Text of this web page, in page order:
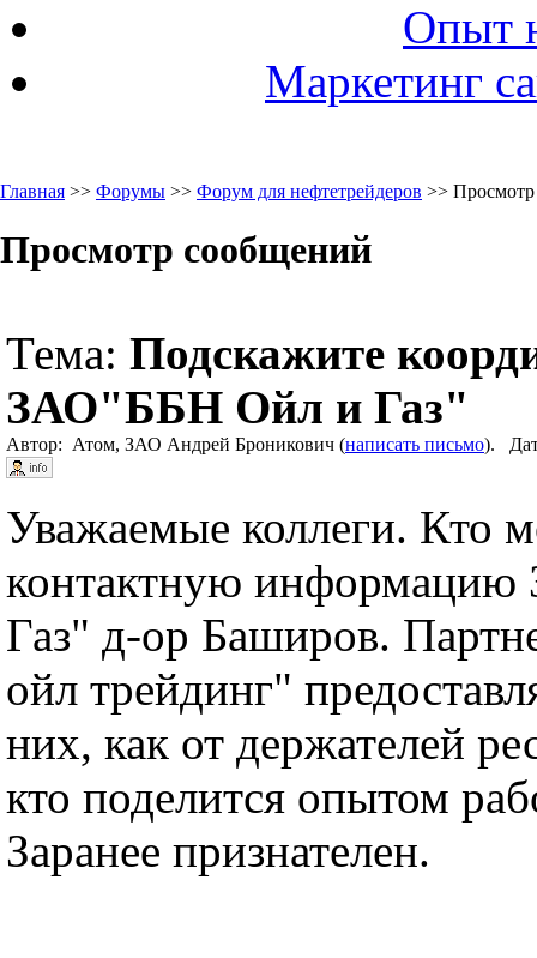
Опыт
Маркетинг
Главная >> Форумы >> Форум для нефтетрейдеров >>
Просмотр сообщений
Тема: Подскажите
ЗАО"ББН Ойл и Газ"
Автор: Атом, ЗАО Андрей Броникович (написать письмо).
Уважаемые коллеги. Кто
контактную
Газ" д-ор Баширов.
ойл трейдинг"
них, как от держателей
кто поделится опытом
Заранее признателен.